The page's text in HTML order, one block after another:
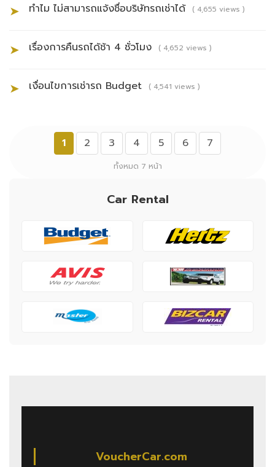
➤ ทำไม ไม่สามารถแจ้งชื่อบริษัทรถเช่าได้ ( 4,655 views )
➤ เรื่องการคืนรถได้ช้า 4 ชั่วโมง ( 4,652 views )
➤ เงื่อนไขการเช่ารถ Budget ( 4,541 views )
1 2 3 4 5 6 7
ทั้งหมด 7 หน้า
Car Rental
VoucherCar.com